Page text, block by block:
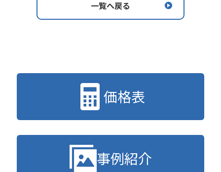
一覧へ戻る
価格表
事例紹介